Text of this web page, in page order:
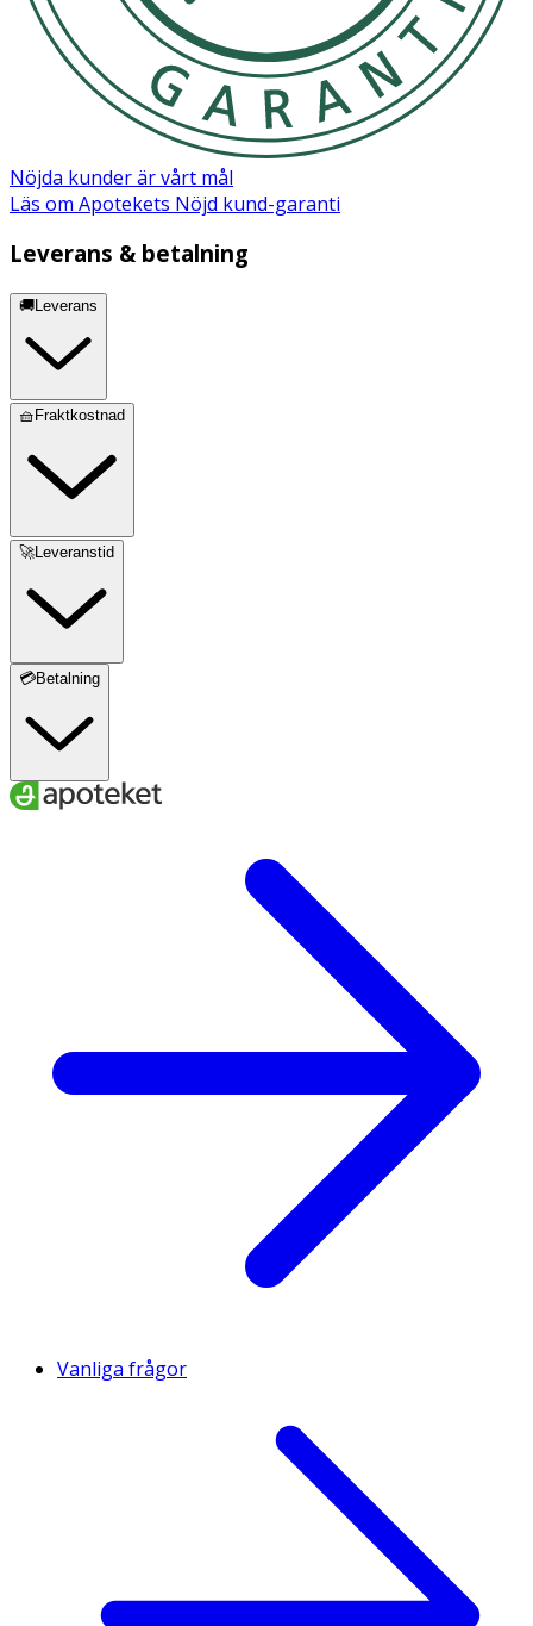
Nöjda kunder är vårt mål
Läs om Apotekets Nöjd kund-garanti
Leverans & betalning
🚚Leverans
🧺Fraktkostnad
🚀Leveranstid
💳Betalning
Vanliga frågor